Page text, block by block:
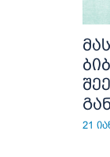
21